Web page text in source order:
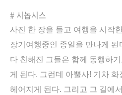
# 시놉시스
사진 한 장을 들고 여행을 시작
장기여행중인 종일을 만나게
다 친해진 그들은 함께 동행하
게 된다. 그런데 아뿔사! 기차
헤어지게 된다. 그리고 그 길에